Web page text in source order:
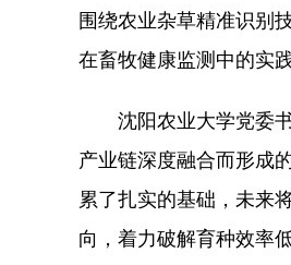
围绕农业杂草精准识别
在畜牧健康监测中的实
沈阳农业大学党委书
产业链深度融合而形成
累了扎实的基础，未来
向，着力破解育种效率